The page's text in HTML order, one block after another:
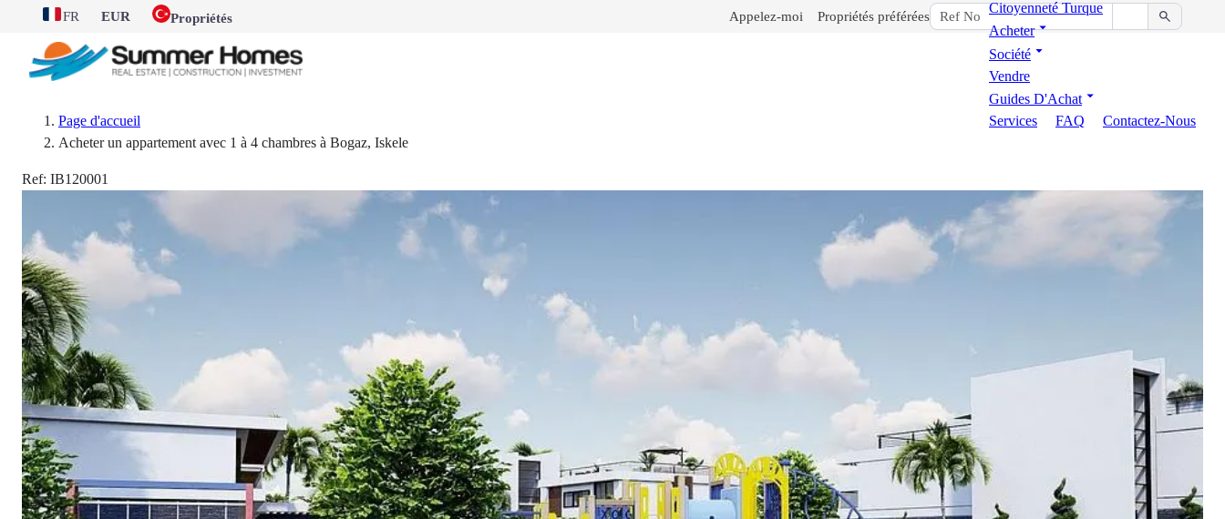
FR EUR Propriétés Appelez-moi Propriétés préférées
Citoyenneté Turque
Acheter
Société
Vendre
Guides D'Achat
Services
FAQ Contactez-Nous
Page d'accueil
Acheter un appartement avec 1 à 4 chambres à Bogaz, Iskele
Ref: IB120001